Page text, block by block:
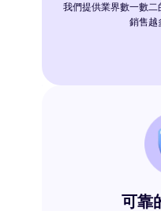
我們提供業界數一數二
銷售越
可靠